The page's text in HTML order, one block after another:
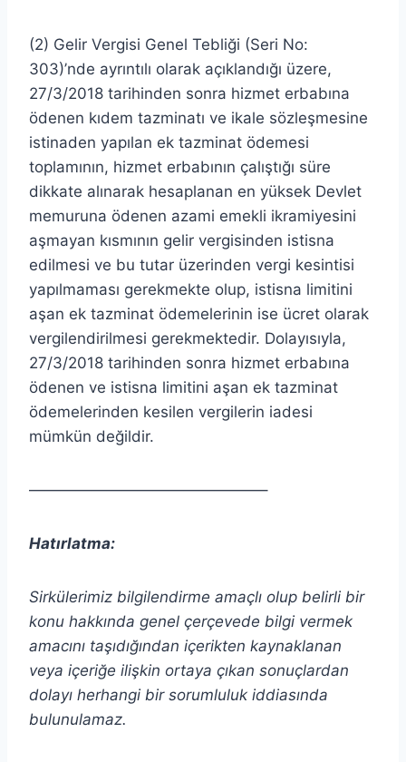
(2) Gelir Vergisi Genel Tebliği (Seri No:
303)’nde ayrıntılı olarak açıklandığı üzere,
27/3/2018 tarihinden sonra hizmet erbabına
ödenen kıdem tazminatı ve ikale sözleşmesine
istinaden yapılan ek tazminat ödemesi
toplamının, hizmet erbabının çalıştığı süre
dikkate alınarak hesaplanan en yüksek Devlet
memuruna ödenen azami emekli ikramiyesini
aşmayan kısmının gelir vergisinden istisna
edilmesi ve bu tutar üzerinden vergi kesintisi
yapılmaması gerekmekte olup, istisna limitini
aşan ek tazminat ödemelerinin ise ücret olarak
vergilendirilmesi gerekmektedir. Dolayısıyla,
27/3/2018 tarihinden sonra hizmet erbabına
ödenen ve istisna limitini aşan ek tazminat
ödemelerinden kesilen vergilerin iadesi
mümkün değildir.
———————————————–
Hatırlatma:
Sirkülerimiz bilgilendirme amaçlı olup belirli bir
konu hakkında genel çerçevede bilgi vermek
amacını taşıdığından içerikten kaynaklanan
veya içeriğe ilişkin ortaya çıkan sonuçlardan
dolayı herhangi bir sorumluluk iddiasında
bulunulamaz.